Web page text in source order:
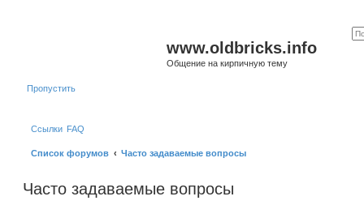
www.oldbricks.info
Общение на кирпичную тему
Пропустить
Ссылки FAQ
Список форумов Часто задаваемые вопросы
Часто задаваемые вопросы